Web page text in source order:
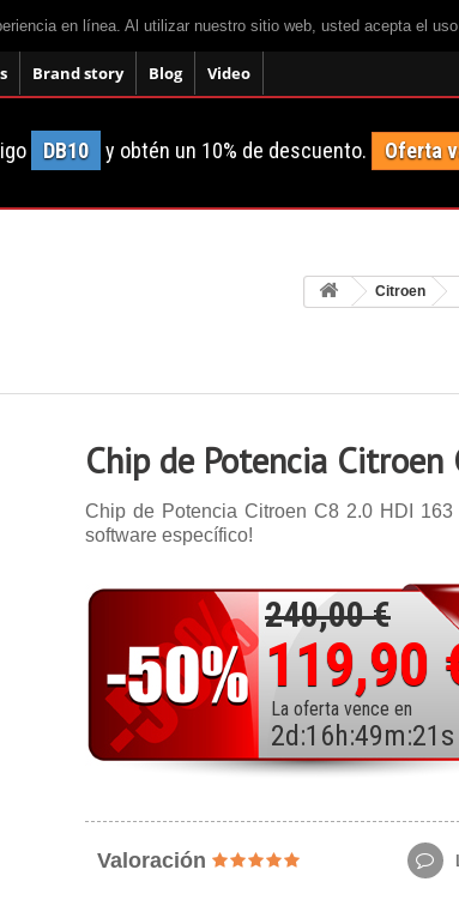
en línea. Al utilizar nuestro sitio web, usted acepta el
Brand story Blog Video
DB10 y obtén un 10% de descuento. Oferta
Citroen
Chip de Potencia
Chip de Potencia Citroen C8 2.0 HDI
software específico!
240,00 €
119,90
La oferta vence en
2d :16h:49m:19 s
Valoración